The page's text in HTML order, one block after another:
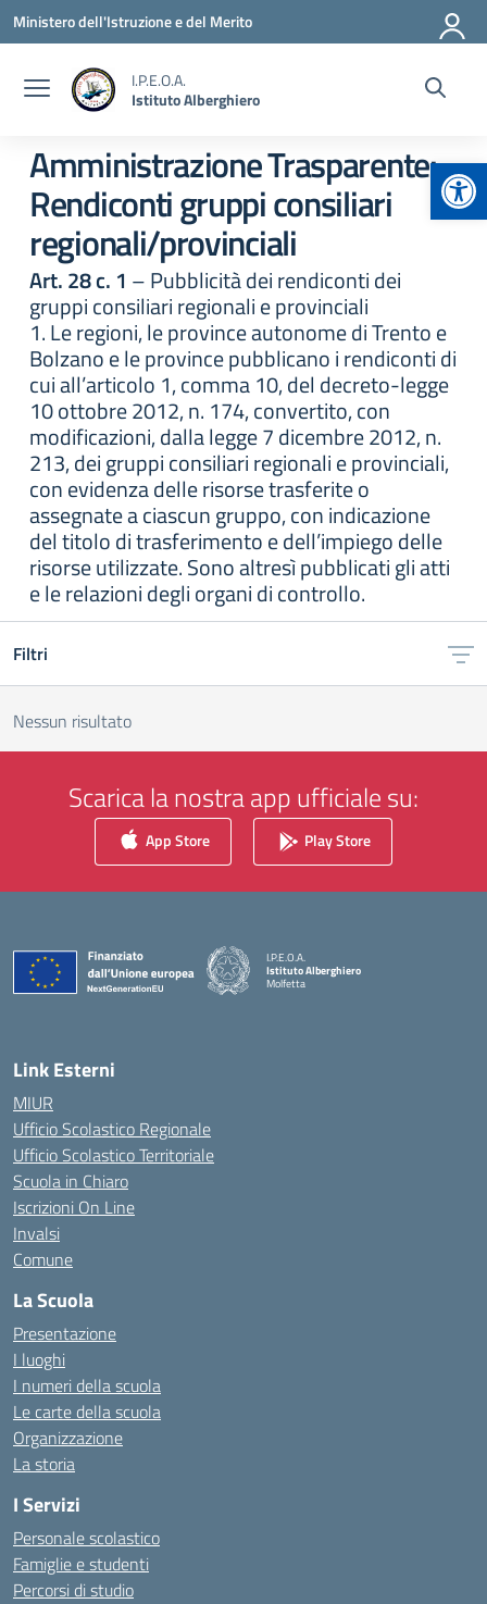
Vai ai contenuti
Vai al menu di navigazione
Vai al footer
Ministero dell'Istruzione e del Merito
I.P.E.O.A.
Istituto Alberghiero
Amministrazione Trasparente:
Rendiconti gruppi consiliari
regionali/provinciali
Art. 28 c. 1 – Pubblicità dei rendiconti dei
gruppi consiliari regionali e provinciali
1. Le regioni, le province autonome di Trento e
Bolzano e le province pubblicano i rendiconti di
cui all’articolo 1, comma 10, del decreto-legge
10 ottobre 2012, n. 174, convertito, con
modificazioni, dalla legge 7 dicembre 2012, n.
213, dei gruppi consiliari regionali e provinciali,
con evidenza delle risorse trasferite o
assegnate a ciascun gruppo, con indicazione
del titolo di trasferimento e dell’impiego delle
risorse utilizzate. Sono altresì pubblicati gli atti
e le relazioni degli organi di controllo.
Filtri
Nessun risultato
Scarica la nostra app ufficiale su:
App Store Play Store
I.P.E.O.A.
Istituto Alberghiero
Molfetta
Link Esterni
MIUR
Ufficio Scolastico Regionale
Ufficio Scolastico Territoriale
Scuola in Chiaro
Iscrizioni On Line
Invalsi
Comune
La Scuola
Presentazione
I luoghi
I numeri della scuola
Le carte della scuola
Organizzazione
La storia
I Servizi
Personale scolastico
Famiglie e studenti
Percorsi di studio